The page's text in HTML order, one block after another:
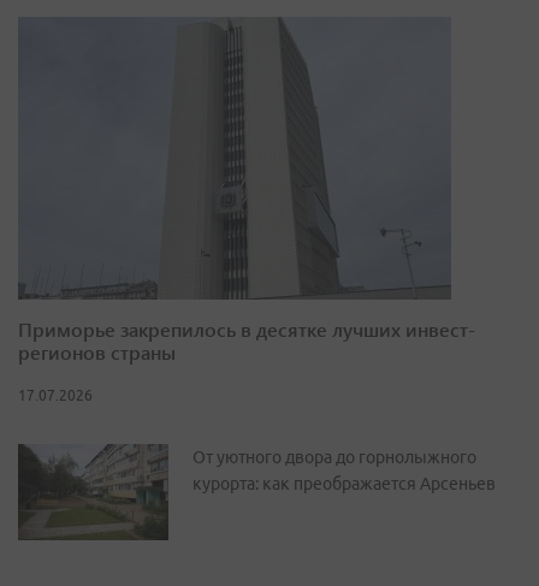
Приморье закрепилось в десятке лучших инвест-
регионов страны
17.07.2026
От уютного двора до горнолыжного
курорта: как преображается Арсеньев